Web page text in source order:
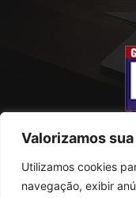
Valorizamos
Utilizamos cookies
navegação, exibir